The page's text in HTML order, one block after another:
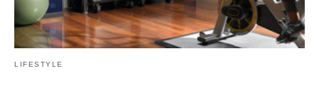
LIFESTYLE